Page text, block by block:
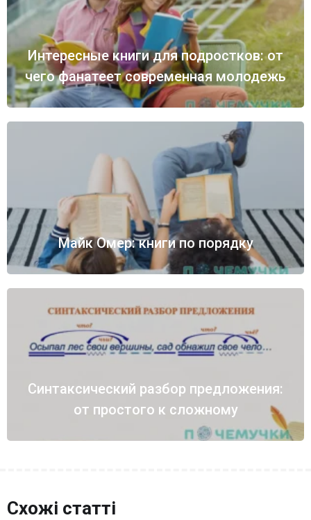
Интересные книги для подростков: от
чего фанатеет современная молодежь
Майк Омер: книги по порядку
Синтаксический разбор предложения:
от простого к сложному
Схожі статті